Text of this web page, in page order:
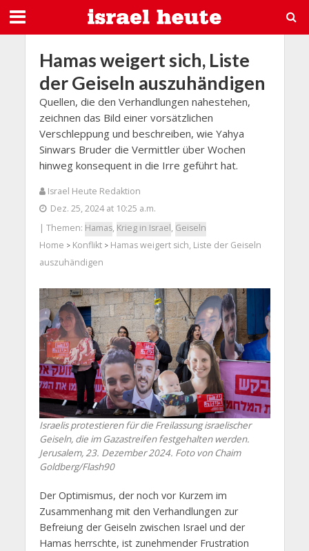
Hamas weigert sich, Liste
der Geiseln auszuhändigen
Quellen, die den Verhandlungen nahestehen,
zeichnen das Bild einer vorsätzlichen
Verschleppung und beschreiben, wie Yahya
Sinwars Bruder die Vermittler über Wochen
hinweg konsequent in die Irre geführt hat.
Israel Heute Redaktion
Dez. 25, 2024 at 10:25 a.m.
| Themen: Hamas, Krieg in Israel, Geiseln
Home > Konflikt> Hamas weigert sich, Liste der Geiseln
auszuhändigen
Israelis protestieren für die Freilassung israelischer
Geiseln, die im Gazastreifen festgehalten werden.
Jerusalem, 23. Dezember 2024. Foto von Chaim
Goldberg/Flash90
Der Optimismus, der noch vor Kurzem im
Zusammenhang mit den Verhandlungen zur
Befreiung der Geiseln zwischen Israel und der
Hamas herrschte, ist zunehmender Frustration